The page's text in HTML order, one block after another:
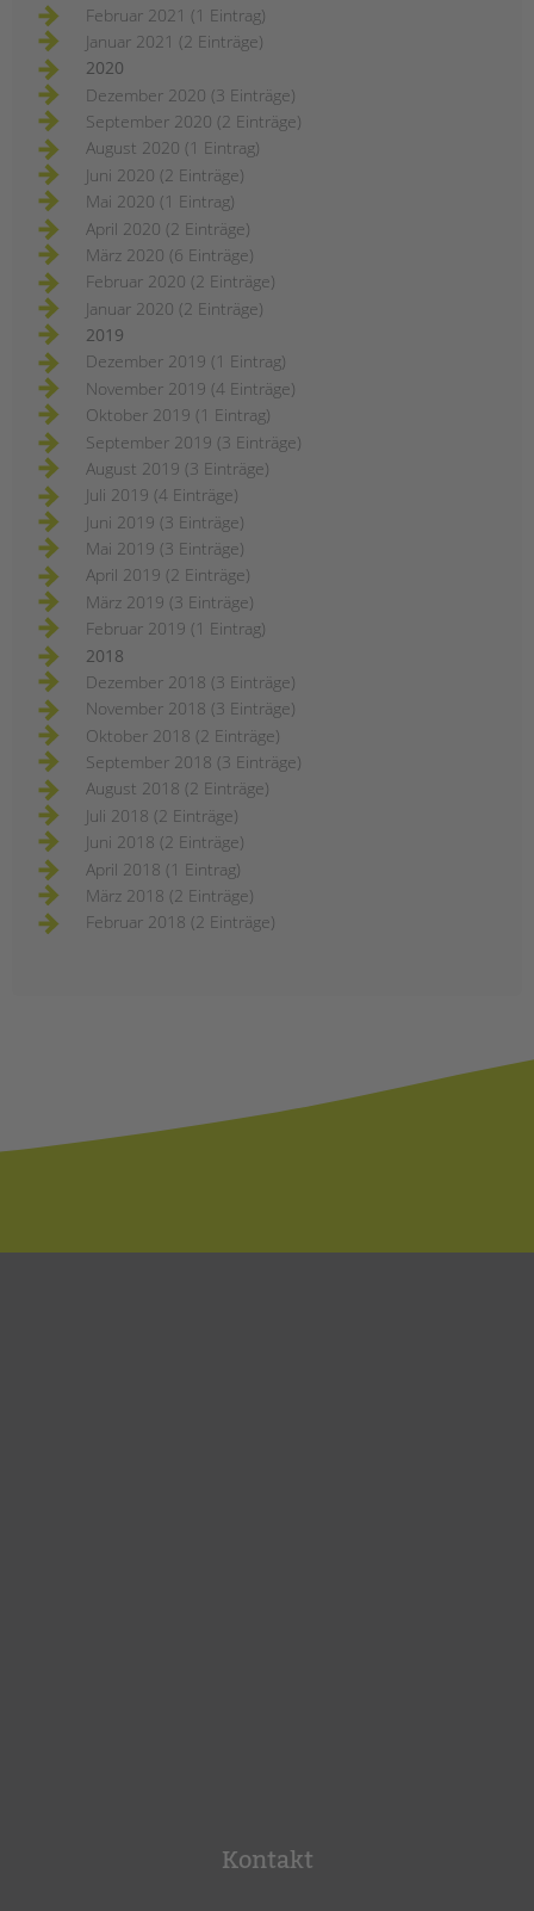
Februar 2021 (1 Eintrag)
Januar 2021 (2 Einträge)
2020
Dezember 2020 (3 Einträge)
September 2020 (2 Einträge)
August 2020 (1 Eintrag)
Juni 2020 (2 Einträge)
Mai 2020 (1 Eintrag)
April 2020 (2 Einträge)
März 2020 (6 Einträge)
Februar 2020 (2 Einträge)
Januar 2020 (2 Einträge)
2019
Dezember 2019 (1 Eintrag)
November 2019 (4 Einträge)
Oktober 2019 (1 Eintrag)
September 2019 (3 Einträge)
August 2019 (3 Einträge)
Juli 2019 (4 Einträge)
Juni 2019 (3 Einträge)
Mai 2019 (3 Einträge)
April 2019 (2 Einträge)
März 2019 (3 Einträge)
Februar 2019 (1 Eintrag)
2018
Dezember 2018 (3 Einträge)
November 2018 (3 Einträge)
Oktober 2018 (2 Einträge)
September 2018 (3 Einträge)
August 2018 (2 Einträge)
Juli 2018 (2 Einträge)
Juni 2018 (2 Einträge)
April 2018 (1 Eintrag)
März 2018 (2 Einträge)
Februar 2018 (2 Einträge)
Kontakt